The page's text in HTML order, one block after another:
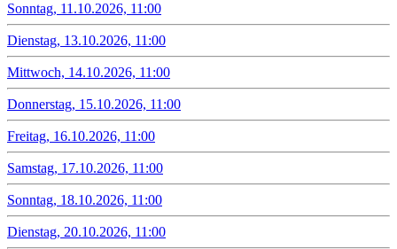
Sonntag, 11.10.2026, 11:00
Dienstag, 13.10.2026, 11:00
Mittwoch, 14.10.2026, 11:00
Donnerstag, 15.10.2026, 11:00
Freitag, 16.10.2026, 11:00
Samstag, 17.10.2026, 11:00
Sonntag, 18.10.2026, 11:00
Dienstag, 20.10.2026, 11:00